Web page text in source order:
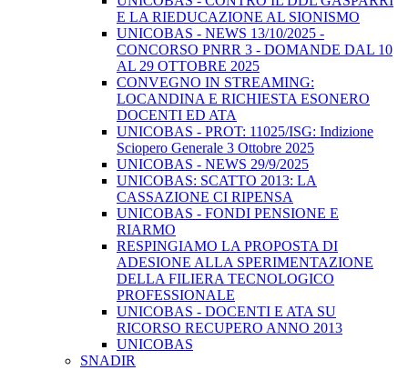
E LA RIEDUCAZIONE AL SIONISMO
UNICOBAS - NEWS 13/10/2025 -
CONCORSO PNRR 3 - DOMANDE DAL 10
AL 29 OTTOBRE 2025
CONVEGNO IN STREAMING:
LOCANDINA E RICHIESTA ESONERO
DOCENTI ED ATA
UNICOBAS - PROT: 11025/ISG: Indizione
Sciopero Generale 3 Ottobre 2025
UNICOBAS - NEWS 29/9/2025
UNICOBAS: SCATTO 2013: LA
CASSAZIONE CI RIPENSA
UNICOBAS - FONDI PENSIONE E
RIARMO
RESPINGIAMO LA PROPOSTA DI
ADESIONE ALLA SPERIMENTAZIONE
DELLA FILIERA TECNOLOGICO
PROFESSIONALE
UNICOBAS - DOCENTI E ATA SU
RICORSO RECUPERO ANNO 2013
UNICOBAS
SNADIR